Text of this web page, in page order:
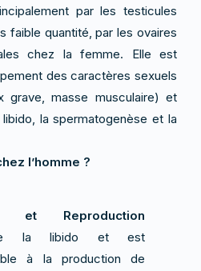
par les testicules
faible quantité, par les ovaires
chez la femme. Elle est
des caractères sexuels
grave, masse musculaire) et
la spermatogenèse et la
l’homme ?
et Reproduction
la libido et est
à la production de